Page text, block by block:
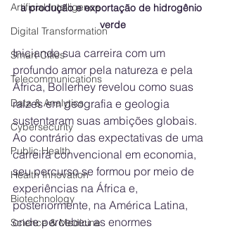
Artificial Intelligence
Digital Transformation
Smart Cities
Telecommunications
Data & Analytics
Cybersecurity
Public Health
Health Innovation
Biotechnology
Science & Medicine
a produção e exportação de hidrogênio
verde
Iniciando sua carreira com um
profundo amor pela natureza e pela
África, Bollerhey revelou como suas
raízes em geografia e geologia
sustentaram suas ambições globais.
Ao contrário das expectativas de uma
carreira convencional em economia,
seu percurso se formou por meio de
experiências na África e,
posteriormente, na América Latina,
onde percebeu as enormes